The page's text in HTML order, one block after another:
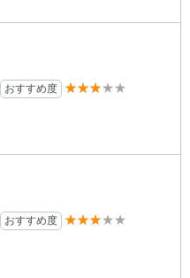
おすすめ度 ★★★★★
おすすめ度 ★★★★★